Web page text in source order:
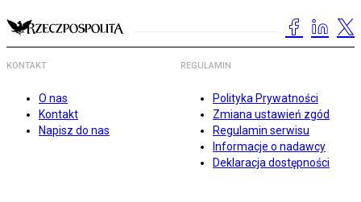
KONTAKT
O nas
Kontakt
Napisz do nas
REGULAMIN
Polityka Prywatności
Zmiana ustawień zgód
Regulamin serwisu
Informacje o nadawcy
Deklaracja dostępności